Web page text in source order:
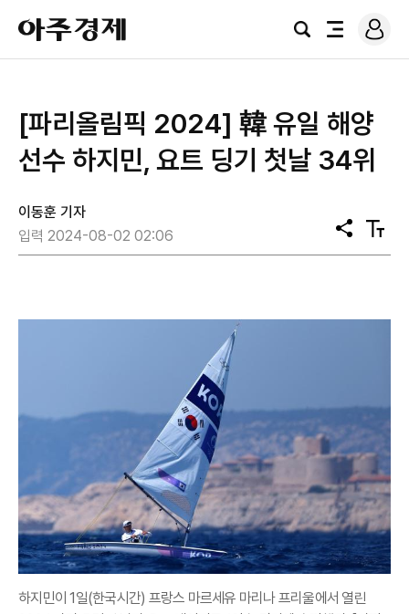
아
주
경
검
전
로
그
[파리올림픽 2024] 韓 유일 해양
선수 하지민, 요트 딩기 첫날 34위
이동훈 기자
입력 2024-08-02 02:06
공
유
텍
스
하지민이 1일(한국시간) 프랑스 마르세유 마리나 프리울에서 열린